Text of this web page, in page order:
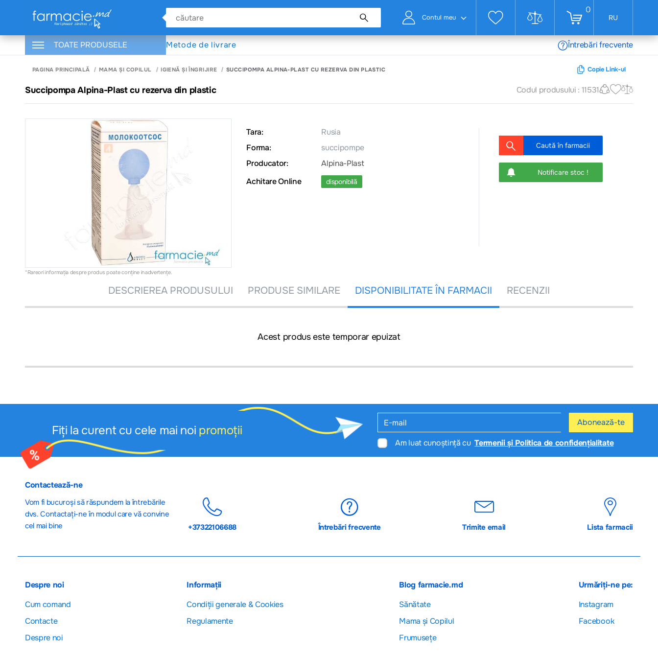
Contul meu
0
RU
TOATE PRODUSELE Metode de livrare Întrebări frecvente
PAGINA PRINCIPALĂ MAMA ȘI COPILUL IGIENĂ ȘI ÎNGRIJIRE SUCCIPOMPA ALPINA-PLAST CU REZERVA DIN PLASTIC Copie Link-ul
Succipompa Alpina-Plast cu rezerva din plastic Codul produsului : 11531
*Rareori informația despre produs poate conţine inadvertenţe.
Tara:
Rusia
Forma:
succipompe
Producator:
Alpina-Plast
Achitare Online
disponibilă
Caută în farmacii
Notificare stoc !
DESCRIEREA PRODUSULUI PRODUSE SIMILARE DISPONIBILITATE ÎN FARMACII RECENZII
Acest produs este temporar epuizat
Fiți la curent cu cele mai noi promoții
Am luat cunoștință cu Termenii și Politica de confidențialitate
Abonează-te
Contactează-ne
Vom fi bucuroși să răspundem la întrebările
dvs. Contactați-ne în modul care vă convine
cel mai bine
+37322106688 Întrebări frecvente Trimite email Lista farmacii
Despre noi
Cum comand
Contacte
Despre noi
Informații
Сondiții generale & Cookies
Regulamente
Blog farmacie.md
Sănătate
Mama și Copilul
Frumusețe
Urmăriți-ne pe:
Instagram
Facebook